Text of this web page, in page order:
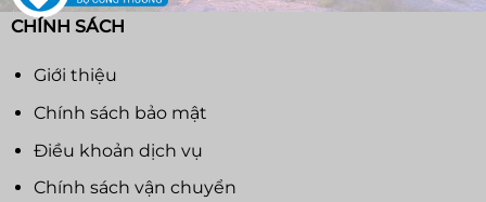
CHÍNH SÁCH
Giới thiệu
Chính sách bảo mật
Điều khoản dịch vụ
Chính sách vận chuyển